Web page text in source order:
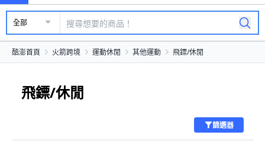
全部
酷澎首頁 火箭跨境 運動休閒 其他運動 飛鏢/休閒
飛鏢/休閒
篩選器